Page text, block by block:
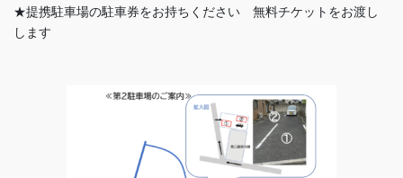
★提携駐車場の駐車券をお持ちください 無料チケットをお渡し
します